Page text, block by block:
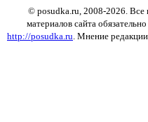
© posudka.ru, 2008-2026.
материалов сайта
http://posudka.ru . Мнение